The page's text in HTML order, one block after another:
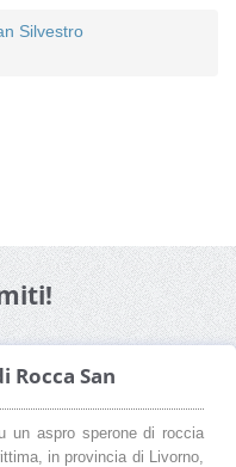
Silvestro
San
un aspro sperone di roccia
in provincia di Livorno,